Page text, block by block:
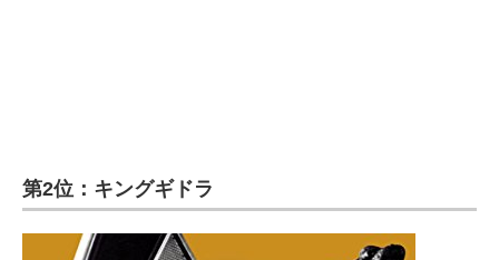
第2位：キングギドラ